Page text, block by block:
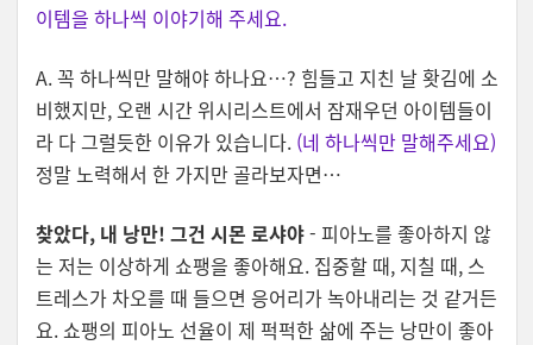
이템을 하나씩 이야기해 주세요.
A. 꼭 하나씩만 말해야 하나요…? 힘들고 지친 날 홧김에 소
비했지만, 오랜 시간 위시리스트에서 잠재우던 아이템들이
라 다 그럴듯한 이유가 있습니다. (네 하나씩만 말해주세요)
정말 노력해서 한 가지만 골라보자면…
찾았다, 내 낭만! 그건 시몬 로샤야- 피아노를 좋아하지 않
는 저는 이상하게 쇼팽을 좋아해요. 집중할 때, 지칠 때, 스
트레스가 차오를 때 들으면 응어리가 녹아내리는 것 같거든
요. 쇼팽의 피아노 선율이 제 퍽퍽한 삶에 주는 낭만이 좋아